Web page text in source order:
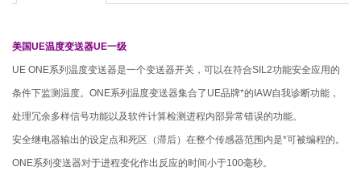
美国UE温度变送器UE一级
UE ONE系列温度变送器是一个变送器开关，可以在符合SIL2功能安全应用的
条件下监测温度。ONE系列温度变送器集合了UE品牌*的IAW自我诊断功能，
处理冗余多样信号功能以及软件计算检测进程内部异常错误的功能。
安全继电器输出的设定点和死区（滞后）在整个传感器范围内是*可被编程的。
ONE系列变送器对于进程变化作出反应的时间小于100毫秒。